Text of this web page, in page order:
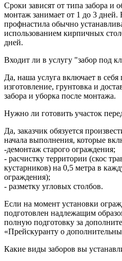
Сроки зависят от типа забора и
монтаж занимает от 1 до 3 дней.
профнастила обычно
использованием кирпичных
дней.
Входит ли в услугу "забор под
Да, наша услуга включает в
изготовление, грунтовка и
забора и уборка после монтажа.
Нужно ли готовить участок
Да, заказчик обязуется
начала выполнения, которые
-демонтаж старого ограждения;
- расчистку территории (скос
кустарников) на 0,5 метра в
ограждения);
- разметку угловых столбов.
Если на момент установки
подготовлен надлежащим
полную подготовку за
«Прейскуранту о
Какие виды заборов вы